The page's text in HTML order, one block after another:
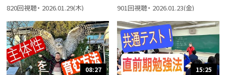
820回視聴・ 2026.01.29(木) 901回視聴・ 2026.01.23(金)
08:27 15:25